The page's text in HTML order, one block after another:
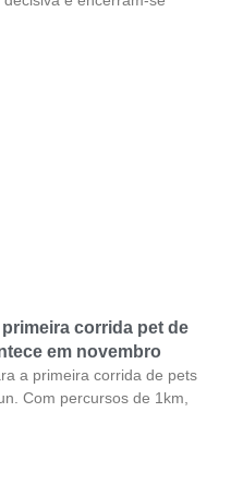
corrida pet de
em novembro
a primeira corrida de pets
Com percursos de 1km,